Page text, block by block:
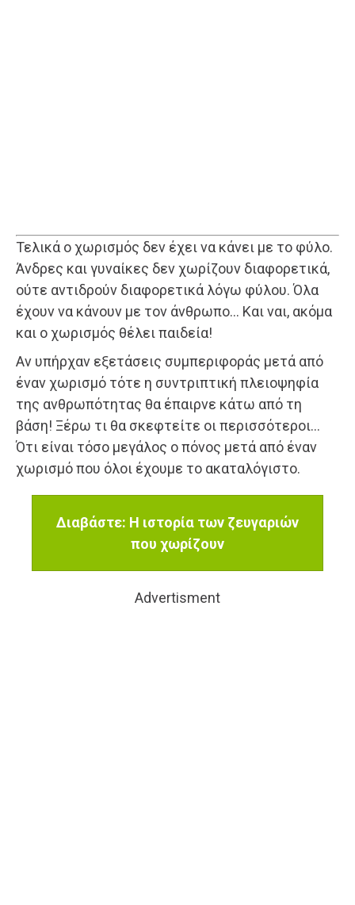
Τελικά ο χωρισμός δεν έχει να κάνει με το φύλο.
Άνδρες και γυναίκες δεν χωρίζουν διαφορετικά,
ούτε αντιδρούν διαφορετικά λόγω φύλου. Όλα
έχουν να κάνουν με τον άνθρωπο… Και ναι, ακόμα
και ο χωρισμός θέλει παιδεία!
Αν υπήρχαν εξετάσεις συμπεριφοράς μετά από
έναν χωρισμό τότε η συντριπτική πλειοψηφία
της ανθρωπότητας θα έπαιρνε κάτω από τη
βάση! Ξέρω τι θα σκεφτείτε οι περισσότεροι…
Ότι είναι τόσο μεγάλος ο πόνος μετά από έναν
χωρισμό που όλοι έχουμε το ακαταλόγιστο.
Διαβάστε: Η ιστορία των ζευγαριών
που χωρίζουν
Advertisment